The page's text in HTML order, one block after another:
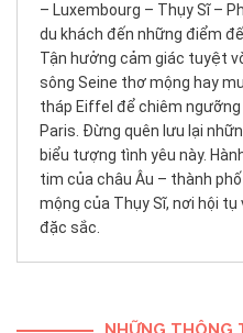
– Luxembourg – Thụy Sĩ –
du khách đến những điểm
Tận hưởng cảm giác tuyệt
sông Seine thơ mộng hay
tháp Eiffel để chiêm
Paris. Đừng quên lưu lại
biểu tượng tình yêu này.
tim của châu Âu – thành
mộng của Thụy Sĩ, nơi hội
đặc sắc.